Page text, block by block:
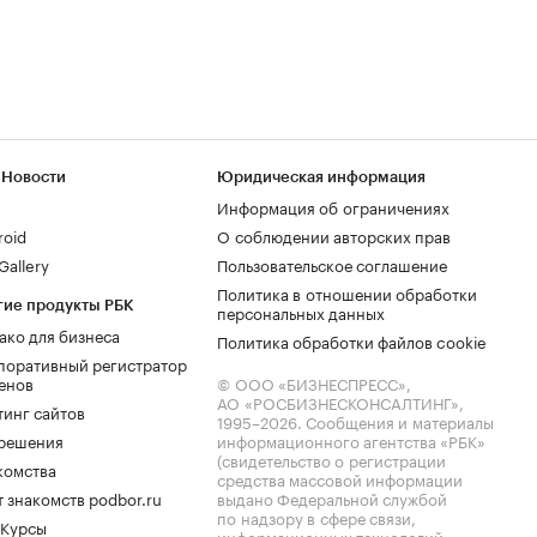
продукты РБК
для бизнеса
регистратор
сайтов
знакомств podbor.ru
Юридическая информация
Информация об ограничениях
О соблюдении авторских прав
Пользовательское соглашение
Политика в отношении обработки
персональных данных
Политика обработки файлов cookie
© ООО «БИЗНЕСПРЕСС»,
АО «РОСБИЗНЕСКОНСАЛТИНГ»,
1995–2026. Сообщения и материалы
информационного агентства «РБК»
(свидетельство о регистрации
средства массовой информации
выдано Федеральной службой
по надзору в сфере связи,